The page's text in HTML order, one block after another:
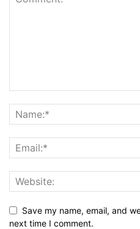
Save my name, email, and
next time I comment.